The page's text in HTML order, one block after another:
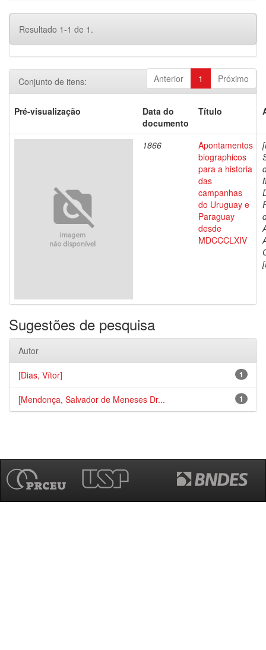
Resultado 1-1 de 1.
Anterior 1 Próximo
Conjunto de itens:
Pré-visualização
Data do
documento
Título
1866
Apontamentos
biographicos
para a historia
das
campanhas
do Uruguay e
Paraguay
desde
MDCCCLXIV
Sugestões de pesquisa
Autor
1
[Dias, Vítor]
1
[Mendonça, Salvador de Meneses Dr...